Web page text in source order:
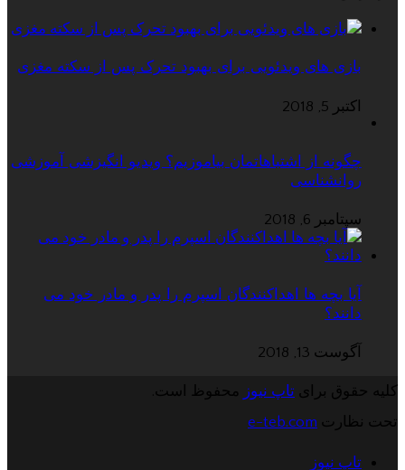
بازی های ویدئویی برای بهبود تحرک پس از سکته مغزی
اکتبر 5, 2018
چگونه از اشتباهاتمان بیاموزیم؟ ویدیو انگیزشی آموزشی
روانشناسی
سپتامبر 6, 2018
آیا بچه ها اهداکنندگان اسپرم را پدر و مادر خود می
دانند؟
آگوست 13, 2018
کلیه حقوق برای تاپ نیوز
محفوظ است.
تحت نظارت e-teb.com
تاپ نیوز